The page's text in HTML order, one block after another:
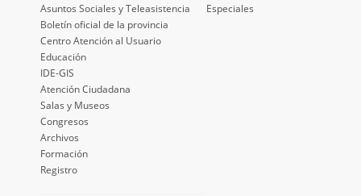
Asuntos Sociales y Teleasistencia
Boletín oficial de la provincia
Centro Atención al Usuario
Educación
IDE-GIS
Atención Ciudadana
Salas y Museos
Congresos
Archivos
Formación
Registro
Especiales